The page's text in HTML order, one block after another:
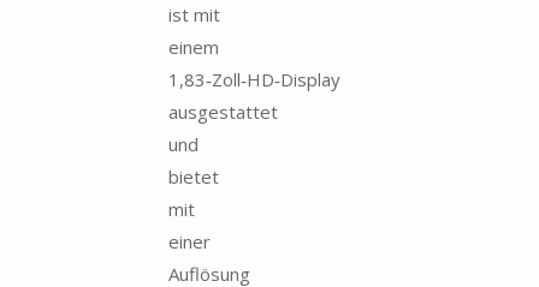
ist mit
einem
1,83‑Zoll‑HD‑Display
ausgestattet
und
bietet
mit
einer
Auflösung